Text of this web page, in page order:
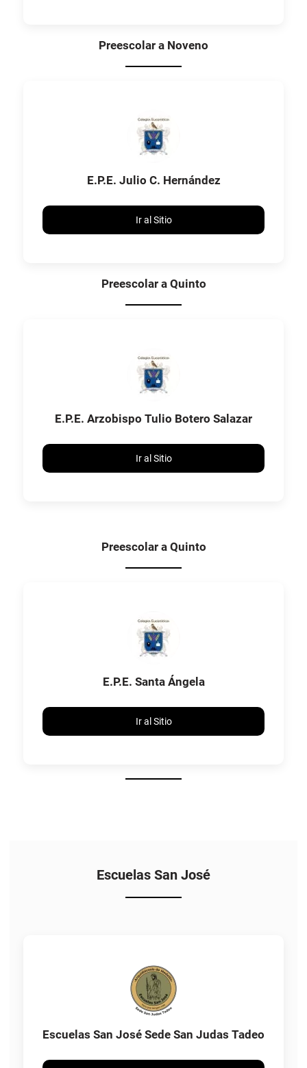
Preescolar a Noveno
E.P.E. Julio C. Hernández
Ir al Sitio
Preescolar a Quinto
E.P.E. Arzobispo Tulio Botero Salazar
Ir al Sitio
Preescolar a Quinto
E.P.E. Santa Ángela
Ir al Sitio
Escuelas San José
Escuelas San José Sede San Judas Tadeo